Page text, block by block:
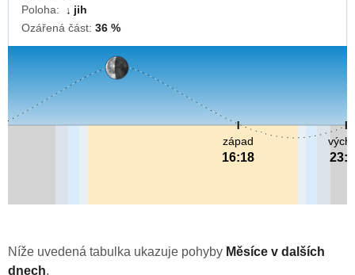
Poloha:
↓ jih
Ozářená část: 36 %
západ
16:18
Níže uvedená tabulka ukazuje pohyby Měsíce v dalších
dnech.